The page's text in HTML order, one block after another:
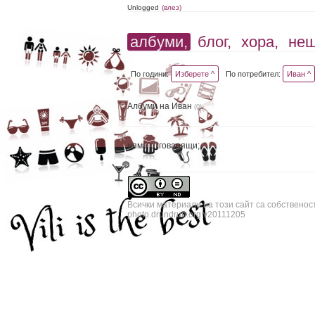
Unlogged (влез)
албуми, блог, хора,
По години: Изберете ^ По потребител: Иван ^
Албуми на Иван(0)
няма отговарящи;
Всички материали на този сайт са
photo.drundrun.org v20111205